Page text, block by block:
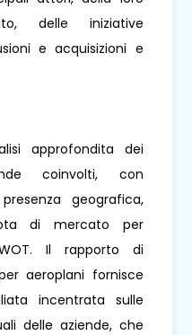
delle iniziative
e acquisizioni e
approfondita dei
coinvolti, con
geografica,
di mercato per
Il rapporto di
aeroplani fornisce
incentrata sulle
delle aziende, che